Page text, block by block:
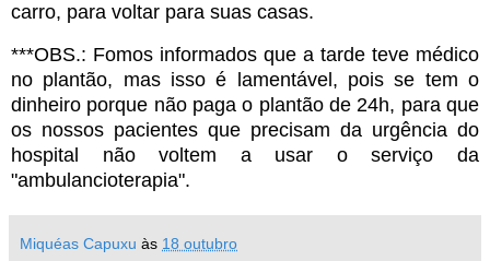
carro, para voltar para suas casas.
***OBS.: Fomos informados que a tarde teve médico
no plantão, mas isso é lamentável, pois se tem o
dinheiro porque não paga o plantão de 24h, para que
os nossos pacientes que precisam da urgência do
hospital não voltem a usar o serviço da
"ambulancioterapia".
Miquéas Capuxu às 18 outubro